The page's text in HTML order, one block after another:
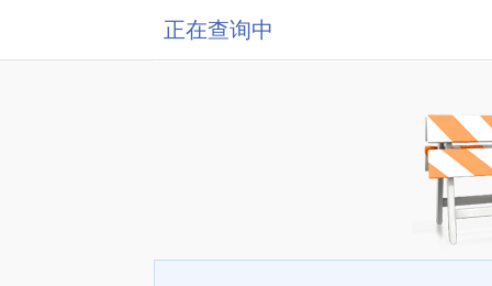
正在查询中